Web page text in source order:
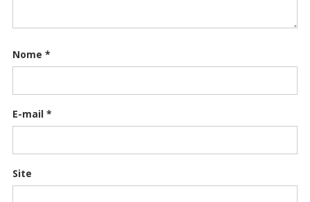
Nome *
E-mail *
Site